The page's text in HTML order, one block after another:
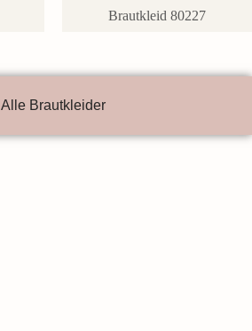
Brautkleid 80227
Alle Brautkleider